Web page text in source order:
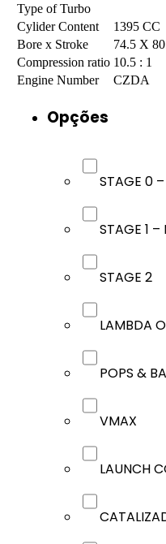
Type of Turbo
Cylider Content
1395 CC
Bore x Stroke
74.5 X
Compression ratio 10.5 : 1
Engine Number
CZDA
Opções
STAGE 0
STAGE 1
STAGE 2
LAMBDA
POPS &
VMAX
LAUNCH